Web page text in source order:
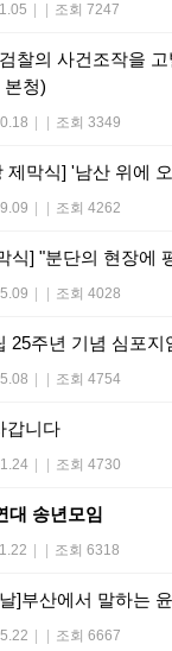
조회 7247
찰의 사건조작을
본청)
조회 3349
제막식] '남산 위에
조회 4262
식] "분단의 현장에
조회 4028
25주년 기념 심포지
조회 4754
갑니다
조회 4730
대 송년모임
조회 6318
]부산에서 말하는
조회 6667